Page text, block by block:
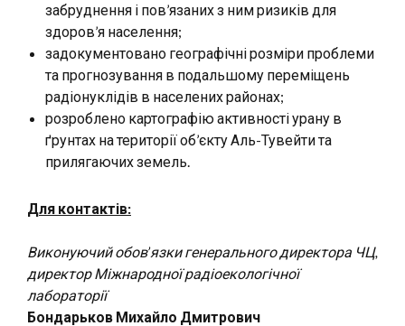
забруднення і пов’язаних з ним ризиків для
здоров’я населення;
задокументовано географічні розміри проблеми
та прогнозування в подальшому переміщень
радіонуклідів в населених районах;
розроблено картографію активності урану в
ґрунтах на території об’єкту Аль-Тувейти та
прилягаючих земель.
Для контактів:
Виконуючий обов’язки генерального директора ЧЦ,
директор Міжнародної радіоекологічної
лабораторії
Бондарьков Михайло Дмитрович